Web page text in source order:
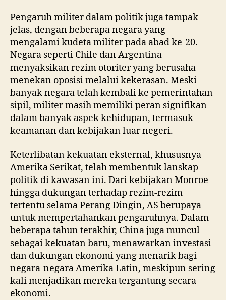
Pengaruh militer dalam politik juga tampak
jelas, dengan beberapa negara yang
mengalami kudeta militer pada abad ke-20.
Negara seperti Chile dan Argentina
menyaksikan rezim otoriter yang berusaha
menekan oposisi melalui kekerasan. Meski
banyak negara telah kembali ke pemerintahan
sipil, militer masih memiliki peran signifikan
dalam banyak aspek kehidupan, termasuk
keamanan dan kebijakan luar negeri.
Keterlibatan kekuatan eksternal, khususnya
Amerika Serikat, telah membentuk lanskap
politik di kawasan ini. Dari kebijakan Monroe
hingga dukungan terhadap rezim-rezim
tertentu selama Perang Dingin, AS berupaya
untuk mempertahankan pengaruhnya. Dalam
beberapa tahun terakhir, China juga muncul
sebagai kekuatan baru, menawarkan investasi
dan dukungan ekonomi yang menarik bagi
negara-negara Amerika Latin, meskipun sering
kali menjadikan mereka tergantung secara
ekonomi.